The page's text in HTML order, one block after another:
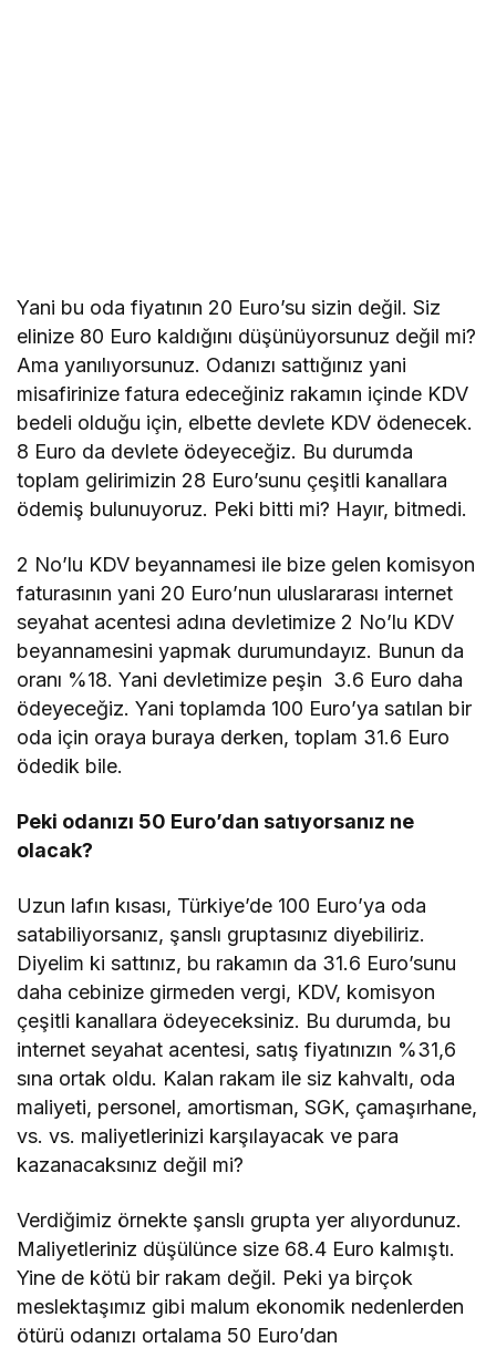
Yani bu oda fiyatının 20 Euro’su sizin değil. Siz
elinize 80 Euro kaldığını düşünüyorsunuz değil mi?
Ama yanılıyorsunuz. Odanızı sattığınız yani
misafirinize fatura edeceğiniz rakamın içinde KDV
bedeli olduğu için, elbette devlete KDV ödenecek.
8 Euro da devlete ödeyeceğiz. Bu durumda
toplam gelirimizin 28 Euro’sunu çeşitli kanallara
ödemiş bulunuyoruz. Peki bitti mi? Hayır, bitmedi.
2 No’lu KDV beyannamesi ile bize gelen komisyon
faturasının yani 20 Euro’nun uluslararası internet
seyahat acentesi adına devletimize 2 No’lu KDV
beyannamesini yapmak durumundayız. Bunun da
oranı %18. Yani devletimize peşin 3.6 Euro daha
ödeyeceğiz. Yani toplamda 100 Euro’ya satılan bir
oda için oraya buraya derken, toplam 31.6 Euro
ödedik bile.
Peki odanızı 50 Euro’dan satıyorsanız ne
olacak?
Uzun lafın kısası, Türkiye’de 100 Euro’ya oda
satabiliyorsanız, şanslı gruptasınız diyebiliriz.
Diyelim ki sattınız, bu rakamın da 31.6 Euro’sunu
daha cebinize girmeden vergi, KDV, komisyon
çeşitli kanallara ödeyeceksiniz. Bu durumda, bu
internet seyahat acentesi, satış fiyatınızın %31,6
sına ortak oldu. Kalan rakam ile siz kahvaltı, oda
maliyeti, personel, amortisman, SGK, çamaşırhane,
vs. vs. maliyetlerinizi karşılayacak ve para
kazanacaksınız değil mi?
Verdiğimiz örnekte şanslı grupta yer alıyordunuz.
Maliyetleriniz düşülünce size 68.4 Euro kalmıştı.
Yine de kötü bir rakam değil. Peki ya birçok
meslektaşımız gibi malum ekonomik nedenlerden
ötürü odanızı ortalama 50 Euro’dan